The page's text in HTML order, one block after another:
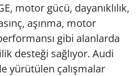
motor gücü, dayanıklılık,
aşınma, motor
gibi alanlarda
desteği sağlıyor. Audi
yürütülen çalışmalar